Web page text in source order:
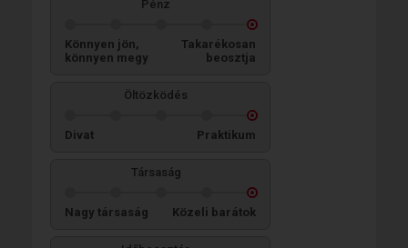
Pénz
Könnyen jön,
könnyen megy
Takarékosan
beosztja
Öltözködés
Divat Praktikum
Társaság
Nagy társaság Közeli barátok